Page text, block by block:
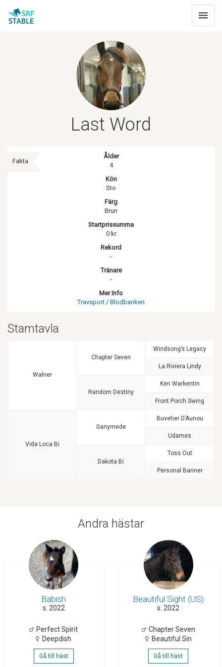
Toggle
Last Word
Fakta
Ålder
4
Kön
Sto
Färg
Brun
Startprissumma
0 kr
Rekord
-
Tränare
-
Mer Info
Travsport / Blodbanken
Stamtavla
Walner
Chapter Seven
Windsong’s Legacy
La Riviera Lindy
Random Destiny
Ken Warkentin
Front Porch Swing
Vida Loca Bi
Ganymede
Buvetier D’Aunou
Udames
Dakota Bi
Toss Out
Personal Banner
Andra hästar
Babish
s. 2022
Perfect Spirit
Deepdish
Gå till häst
Beautiful Sight (US)
s. 2022
Chapter Seven
Beautiful Sin
Gå till häst